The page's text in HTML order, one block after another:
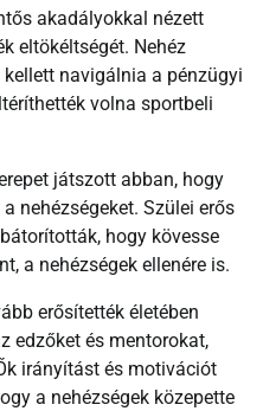
akadályokkal nézett
eltökéltségét. Nehéz
navigálnia a pénzügyi
volna sportbeli
játszott abban, hogy
nehézségeket. Szülei erős
hogy kövesse
a nehézségek ellenére is.
erősítették életében
edzőket és mentorokat,
irányítást és motivációt
a nehézségek közepette